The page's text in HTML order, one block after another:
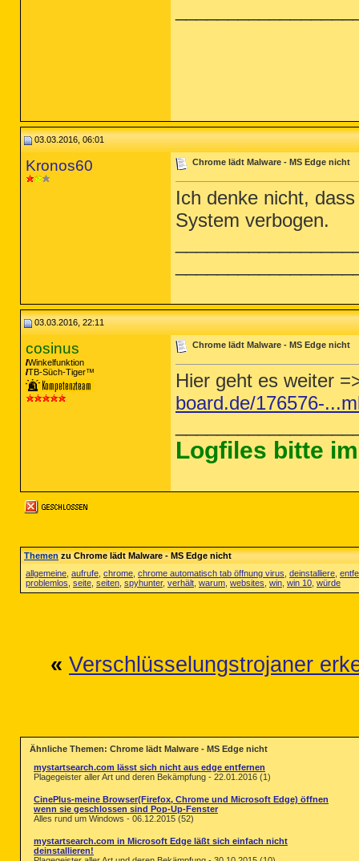
03.03.2016, 06:01
Kronos60 Chrome lädt Malware - MS Edge nicht
Ich denke nicht,
System verbogen.
03.03.2016, 22:11
cosinus
Winkelfunktion
TB-Süch-Tiger™
Chrome lädt Malware - MS Edge nicht
Hier geht es weiter
board.de/176576-
Logfiles bitte
Themenzu Chrome lädt Malware - MS Edge nicht
allgemeine aufrufe chrome chrome automatisch tab öffnung virus deinstalliere
problemlos seite seiten spyhunter, verhält warum websites win win 10 würde
« Verschlüsselungstrojaner
Ähnliche Themen: Chrome lädt Malware - MS Edge nicht
mystartsearch.com lässt sich nicht aus edge entfernen
Plagegeister aller Art und deren Bekämpfung - 22.01.2016 (1)
CinePlus-meine Browser(Firefox, Chrome und Microsoft Edge) öffnen
wenn sie geschlossen sind Pop-Up-Fenster
Alles rund um Windows - 06.12.2015 (52)
mystartsearch.com in Microsoft Edge läßt sich einfach nicht
deinstallieren!